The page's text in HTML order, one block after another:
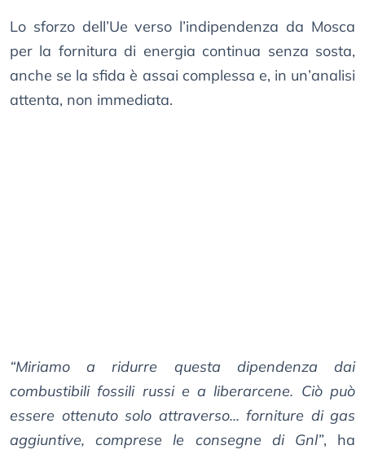
Lo sforzo dell’Ue verso l’indipendenza da Mosca
per la fornitura di energia continua senza sosta,
anche se la sfida è assai complessa e, in un’analisi
attenta, non immediata.
“Miriamo a ridurre questa dipendenza dai
combustibili fossili russi e a liberarcene. Ciò può
essere ottenuto solo attraverso... forniture di gas
aggiuntive, comprese le consegne di Gnl”, ha